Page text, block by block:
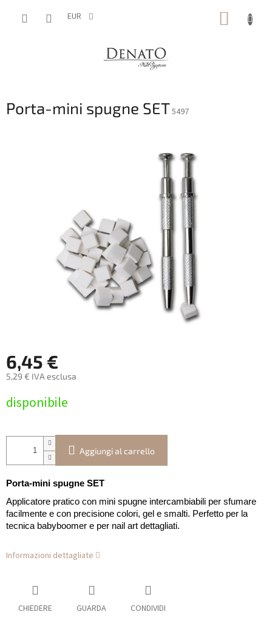
EUR
Porta-mini spugne SET5497
6,45 €
5,29 € IVA esclusa
della
disponibile
Aggiungi al carrello
Porta-mini spugne SET
Applicatore pratico con mini spugne intercambiabili per sfumare
facilmente e con precisione colori, gel e smalti. Perfetto per la
tecnica babyboomer e per nail art dettagliati.
Informazioni dettagliate
CHIEDERE GUARDA CONDIVIDI